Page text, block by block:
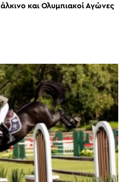
και Ολυμπιακοί Αγώνες